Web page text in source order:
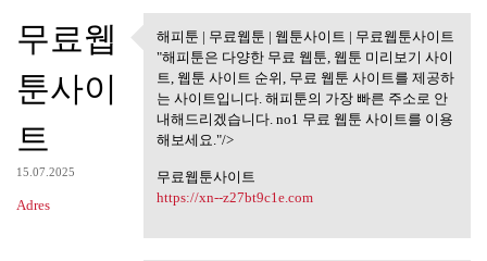
무료웹
툰사이
트
15.07.2025
Adres
해피툰 | 무료웹툰 | 웹툰사이트 |
무료웹툰사이트
해피툰 | 무료웹툰 | 웹툰사이트 | 무료웹툰사이트
"해피툰은 다양한 무료 웹툰, 웹툰 미리보기 사이
트, 웹툰 사이트 순위, 무료 웹툰 사이트를 제공하
는 사이트입니다. 해피툰의 가장 빠른 주소로 안
내해드리겠습니다. no1 무료 웹툰 사이트를 이용
해보세요."/>
무료웹툰사이트
https://xn--z27bt9c1e.com